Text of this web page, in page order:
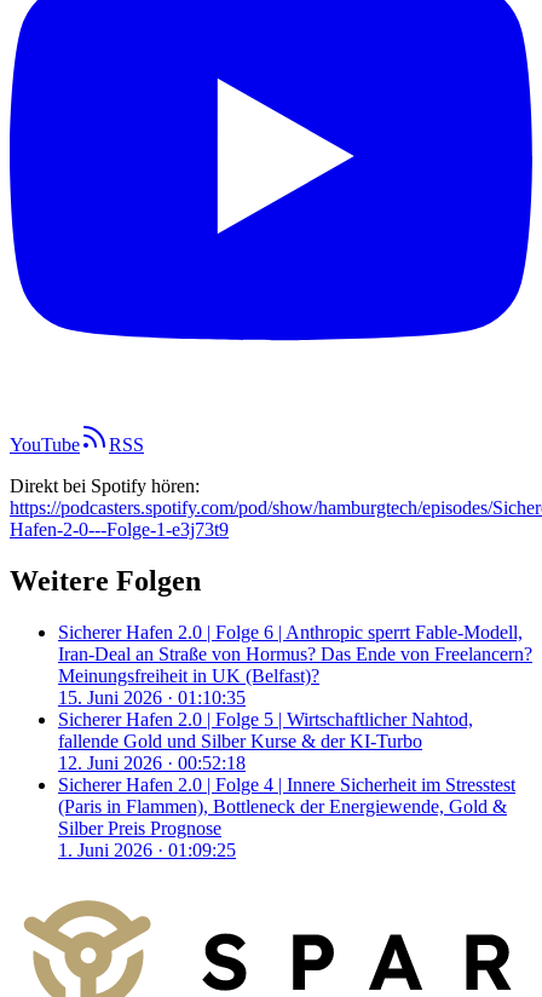
YouTube
RSS
Direkt bei Spotify hören:
https://podcasters.spotify.com/pod/show/hamburgtech/episodes/
Hafen-2-0---Folge-1-e3j73t9
Weitere Folgen
Sicherer Hafen 2.0 | Folge 6 | Anthropic sperrt Fable-Modell,
Iran-Deal an Straße von Hormus? Das Ende von Freelancern?
Meinungsfreiheit in UK (Belfast)?
15. Juni 2026 · 01:10:35
Sicherer Hafen 2.0 | Folge 5 | Wirtschaftlicher Nahtod,
fallende Gold und Silber Kurse & der KI-Turbo
12. Juni 2026 · 00:52:18
Sicherer Hafen 2.0 | Folge 4 | Innere Sicherheit im Stresstest
(Paris in Flammen), Bottleneck der Energiewende, Gold &
Silber Preis Prognose
1. Juni 2026 · 01:09:25